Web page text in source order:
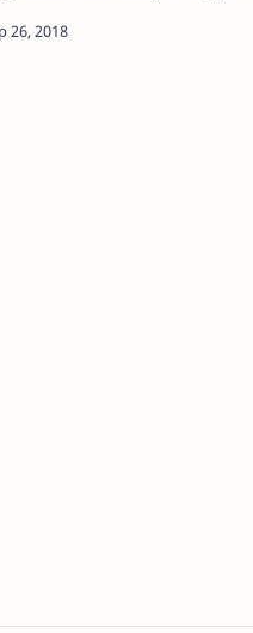
ini teori relativitas wak…